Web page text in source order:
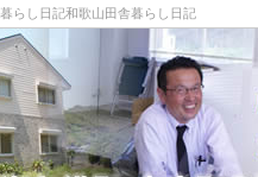
らし日記和歌山田舎暮らし日記